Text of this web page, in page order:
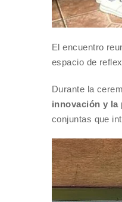
El encuentro
espacio de
Durante la
innovación y la
conjuntas que